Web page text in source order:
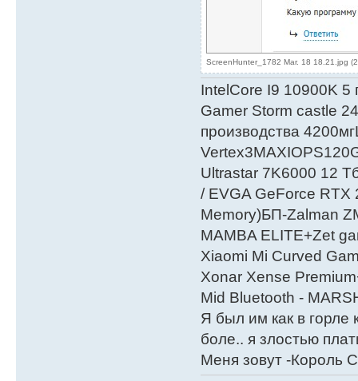
ScreenHunter_1782 Mar. 18 18.21.jpg
IntelСore I9 10900K 5
Gamer Storm castle
производства
Ultrastar 7K6000 12
/ EVGA GeForce RTX
Мemory)БП-Zalman
MAMBA ELITE+Zet
Xiaomi Mi Curved
Xonar Xense
Mid Bluetooth -
Я был им как в горле
боле.. я злостью
Меня зовут -Король